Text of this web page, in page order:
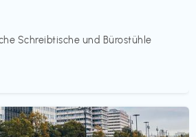
Schreibtische und Bürostühle